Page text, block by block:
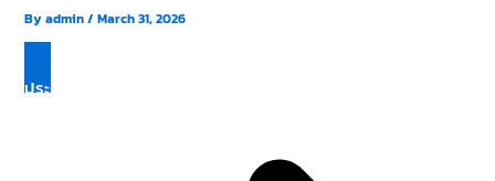
Byadmin/March 31, 2026
ประเภทในเขตพื้นที่บริการ